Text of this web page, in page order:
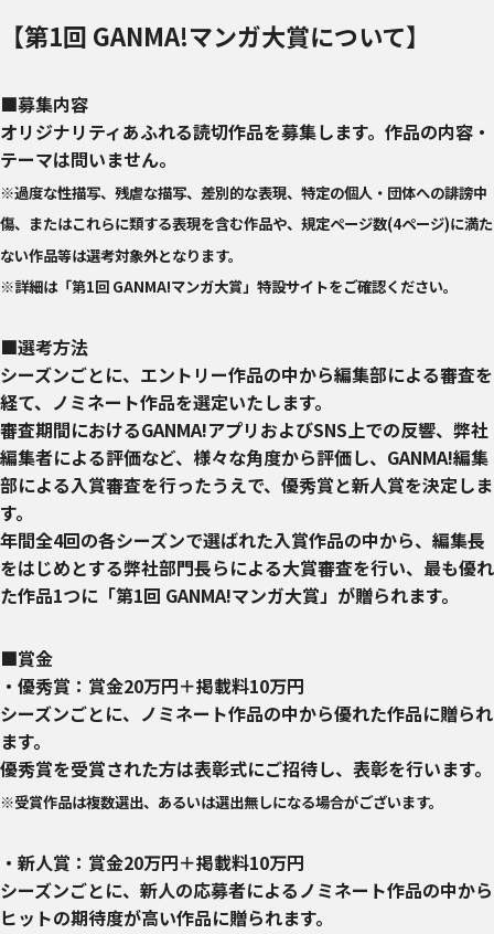
【第1回 GANMA!マンガ大賞について】
■募集内容
オリジナリティあふれる読切作品を募集します。作品の内容・
テーマは問いません。
※過度な性描写、残虐な描写、差別的な表現、特定の個人・団体への誹謗中
傷、またはこれらに類する表現を含む作品や、規定ページ数(4ページ)に満た
ない作品等は選考対象外となります。
※詳細は「第1回 GANMA!マンガ大賞」特設サイトをご確認ください。
■選考方法
シーズンごとに、エントリー作品の中から編集部による審査を
経て、ノミネート作品を選定いたします。
審査期間におけるGANMA!アプリおよびSNS上での反響、弊社
編集者による評価など、様々な角度から評価し、GANMA!編集
部による入賞審査を行ったうえで、優秀賞と新人賞を決定しま
す。
年間全4回の各シーズンで選ばれた入賞作品の中から、編集長
をはじめとする弊社部門長らによる大賞審査を行い、最も優れ
た作品1つに「第1回 GANMA!マンガ大賞」が贈られます。
■賞金
・優秀賞：賞金20万円＋掲載料10万円
シーズンごとに、ノミネート作品の中から優れた作品に贈られ
ます。
優秀賞を受賞された方は表彰式にご招待し、表彰を行います。
※受賞作品は複数選出、あるいは選出無しになる場合がございます。
・新人賞：賞金20万円＋掲載料10万円
シーズンごとに、新人の応募者によるノミネート作品の中から
ヒットの期待度が高い作品に贈られます。